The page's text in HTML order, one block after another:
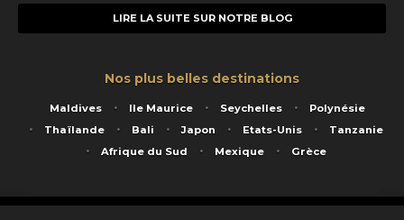
LIRE LA SUITE SUR NOTRE BLOG
Nos plus belles destinations
Maldives Ile Maurice Seychelles
Polynésie
Thaïlande
Bali Japon Etats-Unis
Tanzanie
Afrique du Sud
Mexique Grèce